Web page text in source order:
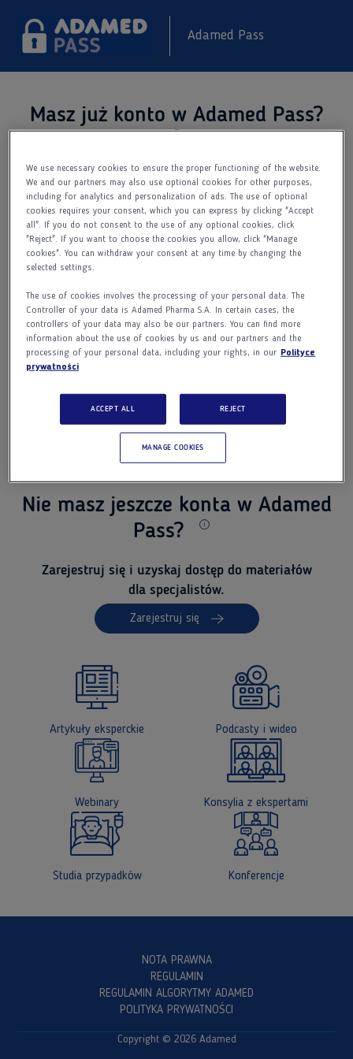
Adamed Pass
Masz już konto w Adamed Pass?
Zaloguj się do serwisu Adamed Pass
i sprawdź co nowego.
Adres e-mail
Nie pamiętasz hasła?
Zapamiętaj mnie
Zaloguj się
Jesteś pracownikiem Adamedu? Zaloguj
Nie masz jeszcze konta w Adamed
Pass?
Zarejestruj się i uzyskaj dostęp do materiałów
dla specjalistów.
Zarejestruj się
Artykuły eksperckie Podcasty i wideo
Webinary Konsylia z ekspertami
Studia przypadków Konferencje
NOTA PRAWNA
REGULAMIN
REGULAMIN ALGORYTMY ADAMED
POLITYKA PRYWATNOŚCI
Copyright © 2026 Adamed
We use necessary cookies to ensure the proper functioning of the website.
We and our partners may also use optional cookies for other purposes,
including for analytics and personalization of ads. The use of optional
cookies requires your consent, which you can express by clicking "Accept
all". If you do not consent to the use of any optional cookies, click
"Reject". If you want to choose the cookies you allow, click "Manage
cookies". You can withdraw your consent at any time by changing the
selected settings.
The use of cookies involves the processing of your personal data. The
Controller of your data is Adamed Pharma S.A. In certain cases, the
controllers of your data may also be our partners. You can find more
information about the use of cookies by us and our partners and the
processing of your personal data, including your rights, in our Polityce
prywatności
ACCEPT ALL REJECT
MANAGE COOKIES